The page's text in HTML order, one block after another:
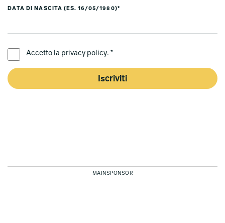
DATA DI NASCITA (ES. 16/05/1980)*
Accetto la privacy policy. *
Iscriviti
MAINSPONSOR